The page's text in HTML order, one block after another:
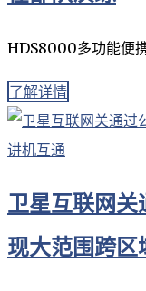
HDS8000多功能便
了解详情
卫星互联网
现大范围跨